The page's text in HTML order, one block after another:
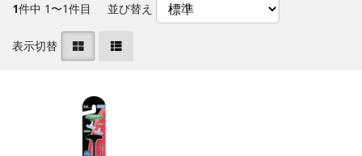
身だしなみ用品
身だしなみ用品
1件中 1〜1件目 並び替え
表示切替